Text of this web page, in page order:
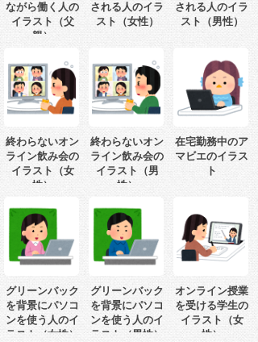
ながら働く人の
イラスト（父
親）
される人のイラ
スト（女性）
される人のイラ
スト（男性）
終わらないオン
ライン飲み会の
イラスト（女
性）
終わらないオン
ライン飲み会の
イラスト（男
性）
在宅勤務中のア
マビエのイラス
ト
グリーンバック
を背景にパソコ
ンを使う人のイ
ラスト（女性）
グリーンバック
を背景にパソコ
ンを使う人のイ
ラスト（男性）
オンライン授業
を受ける学生の
イラスト（女
性）